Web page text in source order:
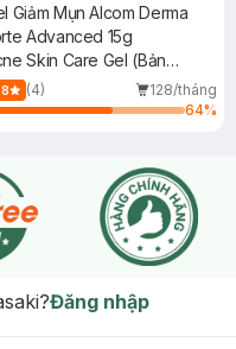
Giảm Mụn Alcom Derma
Advanced 15g
Skin Care Gel (Bản
(4)
128/tháng
64%
Đăng nhập